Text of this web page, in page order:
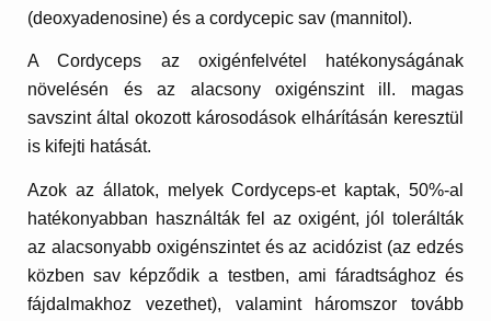
(deoxyadenosine) és a cordycepic sav (mannitol).
A Cordyceps az oxigénfelvétel hatékonyságának
növelésén és az alacsony oxigénszint ill. magas
savszint által okozott károsodások elhárításán keresztül
is kifejti hatását.
Azok az állatok, melyek Cordyceps-et kaptak, 50%-al
hatékonyabban használták fel az oxigént, jól tolerálták
az alacsonyabb oxigénszintet és az acidózist (az edzés
közben sav képződik a testben, ami fáradtsághoz és
fájdalmakhoz vezethet), valamint háromszor tovább